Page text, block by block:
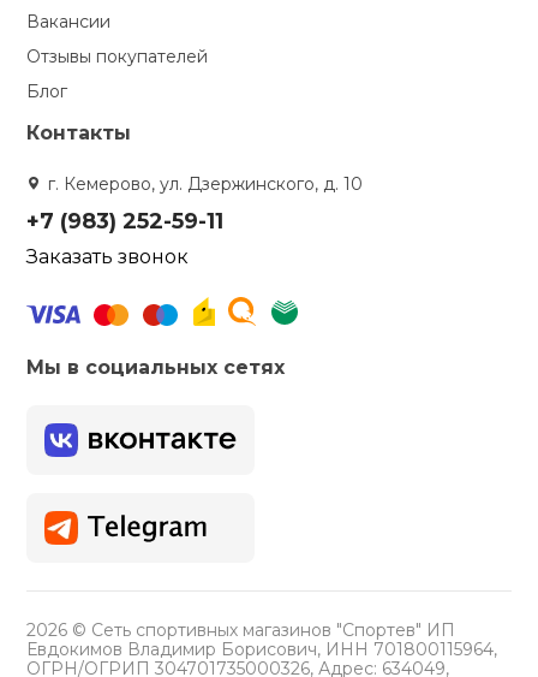
Вакансии
Отзывы покупателей
Блог
Контакты
г. Кемерово, ул. Дзержинского, д. 10
+7 (983) 252-59-11
Заказать звонок
Мы в социальных сетях
2026 © Сеть спортивных магазинов "Спортев" ИП
Евдокимов Владимир Борисович, ИНН 701800115964,
ОГРН/ОГРИП 304701735000326, Адрес: 634049,